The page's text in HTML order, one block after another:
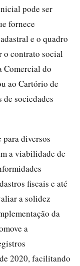
pode ser
fornece
e o quadro
o contrato social
Comercial do
ao Cartório de
de sociedades
para diversos
a viabilidade de
fiscais e até
a solidez
da
a
2020, facilitando